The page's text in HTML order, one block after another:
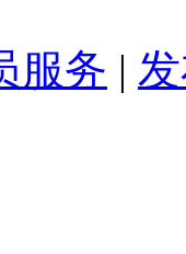
服务 |